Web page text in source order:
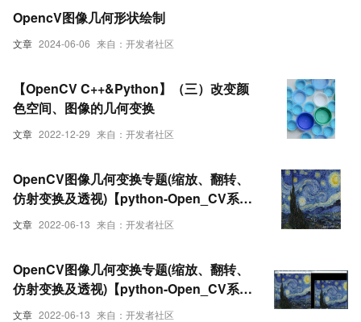
文章 2024-06-06 来自：开发者社区
OpencV图像几何形状绘制
文章 2022-12-29 来自：开发者社区
【OpenCV C++&Python】（三）改变颜
色空间、图像的几何变换
文章 2022-06-13 来自：开发者社区
OpenCV图像几何变换专题(缩放、翻转、
仿射变换及透视)【python-Open_CV系列
（五）】（上）
文章 2022-06-13 来自：开发者社区
OpenCV图像几何变换专题(缩放、翻转、
仿射变换及透视)【python-Open_CV系列
（五）】（下）